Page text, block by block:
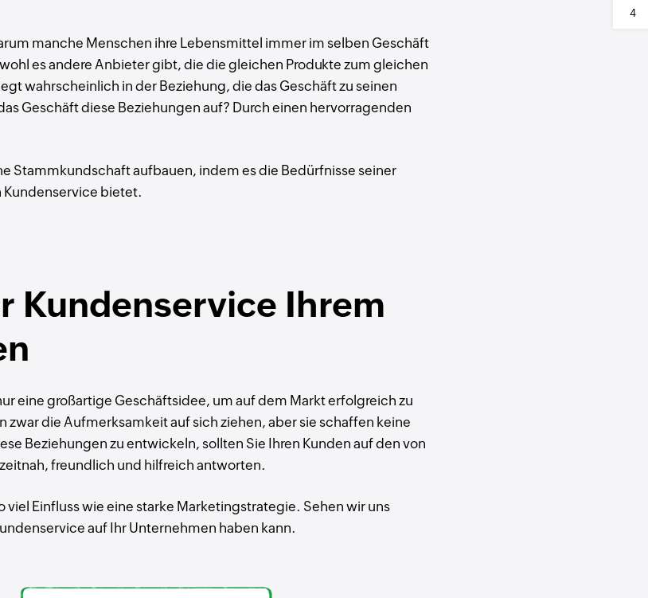
4
manche Menschen ihre Lebensmittel immer im selben Geschäft
es andere Anbieter gibt, die die gleichen Produkte zum gleichen
wahrscheinlich in der Beziehung, die das Geschäft zu seinen
Geschäft diese Beziehungen auf? Durch einen hervorragenden
Stammkundschaft aufbauen, indem es die Bedürfnisse seiner
Kundenservice bietet.
Kundenservice Ihrem
eine großartige Geschäftsidee, um auf dem Markt erfolgreich zu
zwar die Aufmerksamkeit auf sich ziehen, aber sie schaffen keine
Beziehungen zu entwickeln, sollten Sie Ihren Kunden auf den von
freundlich und hilfreich antworten.
viel Einfluss wie eine starke Marketingstrategie. Sehen wir uns
auf Ihr Unternehmen haben kann.